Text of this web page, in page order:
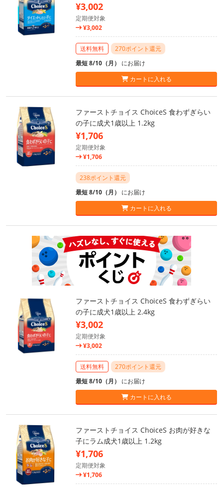
¥3,002
定期便対象
¥3,002
送料無料
270ポイント還元
最短 8/10（月） にお届け
カートに入れる
ファーストチョイス ChoiceS 食わずぎらい
の子に成犬1歳以上 1.2kg
¥1,706
定期便対象
¥1,706
238ポイント還元
最短 8/10（月） にお届け
カートに入れる
ファーストチョイス ChoiceS 食わずぎらい
の子に成犬1歳以上 2.4kg
¥3,002
定期便対象
¥3,002
送料無料
270ポイント還元
最短 8/10（月） にお届け
カートに入れる
ファーストチョイス ChoiceS お肉が好きな
子にラム成犬1歳以上 1.2kg
¥1,706
定期便対象
¥1,706